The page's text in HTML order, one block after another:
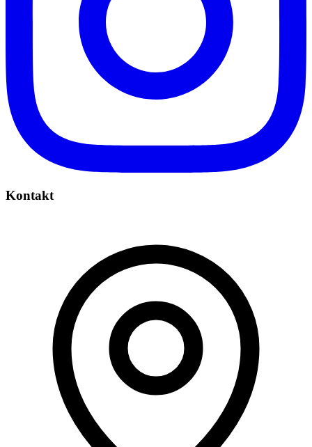
Kontakt